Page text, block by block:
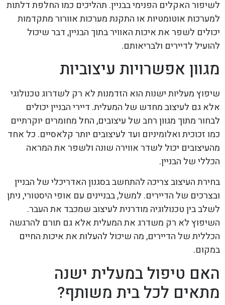
לשיפור האקלים הפנימי בבניין. תהליכים כמו החלפת דלתות
למערכות אוטומטיות או התקנת מערכות אוורור מתקדמות
יכולים לשפר את איכות האוויר בתוך הבניין, דבר שיכול
להועיל לדיירים ולבריאותם.
מגוון אפשרויות עיצוביות
שיפוץ מעליות ישנות הוא הזדמנות לא רק לשדרוג טכנולוגי
אלא גם לעיצוב מחדש של המעלית. דיירי הבניין יכולים
לבחור מתוך מגוון רחב של עיצובים, החל מחומרים יוקרתיים
כמו זכוכית ואלומיניום ועד לעיצובים יותר קלאסיים. כל אחד
מהעיצובים יכול לשדר אווירה שונה ולשפר את המראה
הכללי של הבניין.
בחירת העיצוב צריכה להתחשב בסגנון האדריכלי של הבניין
ובצרכים של הדיירים. למשל, בבניינים עם אופי היסטורי, ניתן
לשלב בין טכנולוגיה מודרנית לעיצוב שמכבד את העבר.
השיפוץ לא רק משדרג את המעלית אלא גם תורם להרגשה
הכללית של הדיירים, מה שיכול להעלות את איכות החיים
במקום.
האם טיפול במעלית ישנה
מתאים לכל בית משותף?